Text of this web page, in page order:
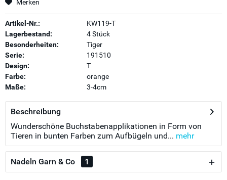
Merken
Artikel-Nr.:
KW119-T
Lagerbestand:
4 Stück
Besonderheiten:
Tiger
Serie:
191510
Design:
T
Farbe:
orange
Maße:
3-4cm
Beschreibung
Wunderschöne Buchstabenapplikationen in Form von
Tieren in bunten Farben zum Aufbügeln und... mehr
Nadeln Garn & Co 1